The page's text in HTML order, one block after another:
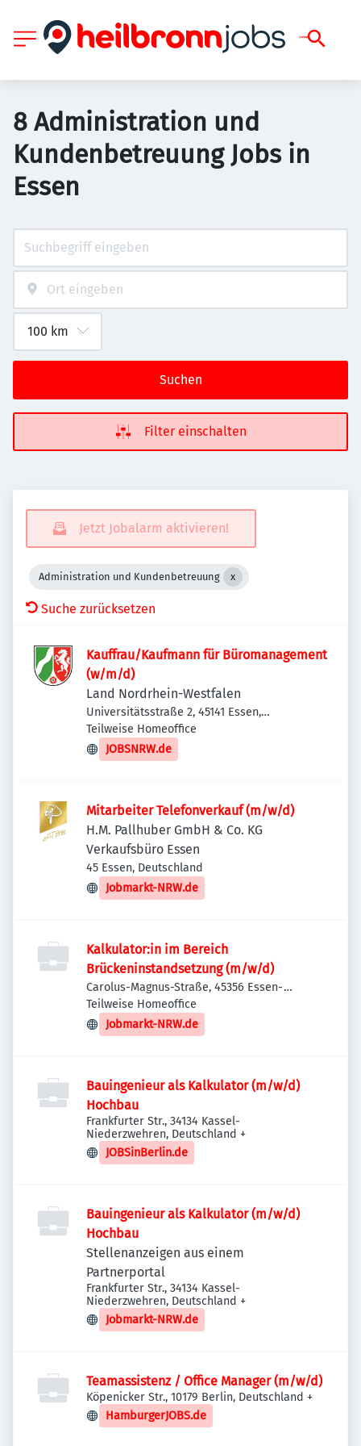
8 Administration und
Kundenbetreuung Jobs in
Essen
Suchen
Filter einschalten
Jetzt Jobalarm aktivieren!
Administration und Kundenbetreuung
Suche zurücksetzen
Kauffrau/Kaufmann für Büromanagement
(w/m/d)
Land Nordrhein-Westfalen
Universitätsstraße 2, 45141 Essen,
Deutschland
Teilweise Homeoffice
JOBSNRW.de
Mitarbeiter Telefonverkauf (m/w/d)
H.M. Pallhuber GmbH & Co. KG
Verkaufsbüro Essen
45 Essen, Deutschland
Jobmarkt-NRW.de
Kalkulator:in im Bereich
Brückeninstandsetzung (m/w/d)
Carolus-Magnus-Straße, 45356 Essen-
Stadtbezirke IV, Deutschland
Teilweise Homeoffice
Jobmarkt-NRW.de
Bauingenieur als Kalkulator (m/w/d)
Hochbau
Frankfurter Str., 34134 Kassel-
Niederzwehren, Deutschland +
JOBSinBerlin.de
Bauingenieur als Kalkulator (m/w/d)
Hochbau
Stellenanzeigen aus einem
Partnerportal
Frankfurter Str., 34134 Kassel-
Niederzwehren, Deutschland +
Jobmarkt-NRW.de
Teamassistenz / Office Manager (m/w/d)
Köpenicker Str., 10179 Berlin, Deutschland +
HamburgerJOBS.de